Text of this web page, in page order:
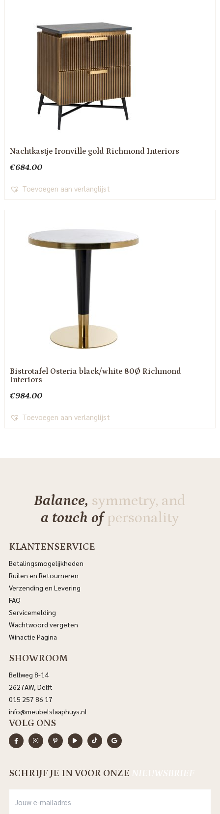
Nachtkastje Ironville gold Richmond Interiors
€684.00
Toevoegen aan verlanglijst
Bistrotafel Osteria black/white 80Ø Richmond
Interiors
€984.00
Toevoegen aan verlanglijst
Balance, symmetry, and
a touch ofpersonality
KLANTENSERVICE
Betalingsmogelijkheden
Ruilen en Retourneren
Verzending en Levering
FAQ
Servicemelding
Wachtwoord vergeten
Winactie Pagina
SHOWROOM
Bellweg 8-14
2627AW, Delft
015 257 86 17
info@meubelslaaphuys.nl
VOLG ONS
SCHRIJF JE IN VOOR ONZE NIEUWSBRIEF